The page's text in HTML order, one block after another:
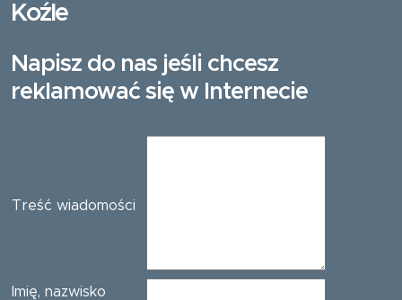
Koźle
Napisz do nas jeśli chcesz
reklamować się w Internecie
Treść wiadomości
Imię, nazwisko